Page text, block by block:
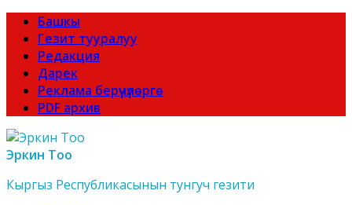
Башкы
Гезит тууралуу
Редакция
Дарек
Реклама берүүчүлөргө
PDF архив
Эркин Тоо
Кыргыз Республикасынын тунгуч гезити